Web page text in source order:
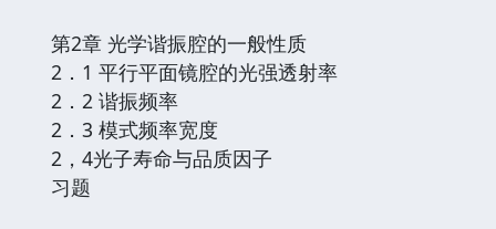
第2章 光学谐振腔的一般性质
2．1 平行平面镜腔的光强透射率
2．2 谐振频率
2．3 模式频率宽度
2，4光子寿命与品质因子
习题